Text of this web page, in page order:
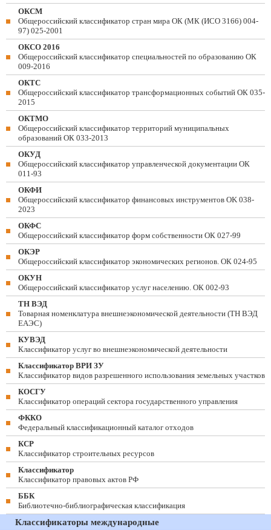
ОКСМ
Общероссийский классификатор стран мира ОК (МК (ИСО 3166) 004-
97) 025-2001
ОКСО 2016
Общероссийский классификатор специальностей по образованию ОК
009-2016
ОКТС
Общероссийский классификатор трансформационных событий ОК 035-
2015
ОКТМО
Общероссийский классификатор территорий муниципальных
образований ОК 033-2013
ОКУД
Общероссийский классификатор управленческой документации ОК
011-93
ОКФИ
Общероссийский классификатор финансовых инструментов OK 038-
2023
ОКФС
Общероссийский классификатор форм собственности ОК 027-99
ОКЭР
Общероссийский классификатор экономических регионов. ОК 024-95
ОКУН
Общероссийский классификатор услуг населению. ОК 002-93
ТН ВЭД
Товарная номенклатура внешнеэкономической деятельности (ТН ВЭД
ЕАЭС)
КУВЭД
Классификатор услуг во внешнеэкономической деятельности
Классификатор ВРИ ЗУ
Классификатор видов разрешенного использования земельных участков
КОСГУ
Классификатор операций сектора государственного управления
ФККО
Федеральный классификационный каталог отходов
КСР
Классификатор строительных ресурсов
Классификатор
Классификатор правовых актов РФ
ББК
Библиотечно-библиографическая классификация
Классификаторы международные